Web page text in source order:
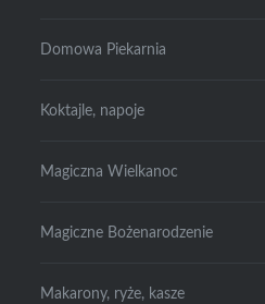
Domowa Piekarnia
Koktajle, napoje
Magiczna Wielkanoc
Magiczne Bożenarodzenie
Makarony, ryże, kasze